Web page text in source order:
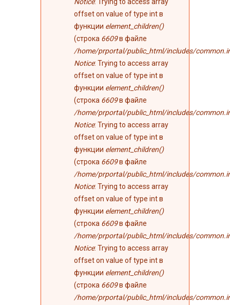
offset on value of type int в
функции element_children()
(строка 6609в файле
/home/prportal/public_html/includes/
Notice: Trying to access array
offset on value of type int в
функции element_children()
(строка 6609в файле
/home/prportal/public_html/includes/
Notice: Trying to access array
offset on value of type int в
функции element_children()
(строка 6609в файле
/home/prportal/public_html/includes/
Notice: Trying to access array
offset on value of type int в
функции element_children()
(строка 6609в файле
/home/prportal/public_html/includes/
Notice: Trying to access array
offset on value of type int в
функции element_children()
(строка 6609в файле
/home/prportal/public_html/includes/